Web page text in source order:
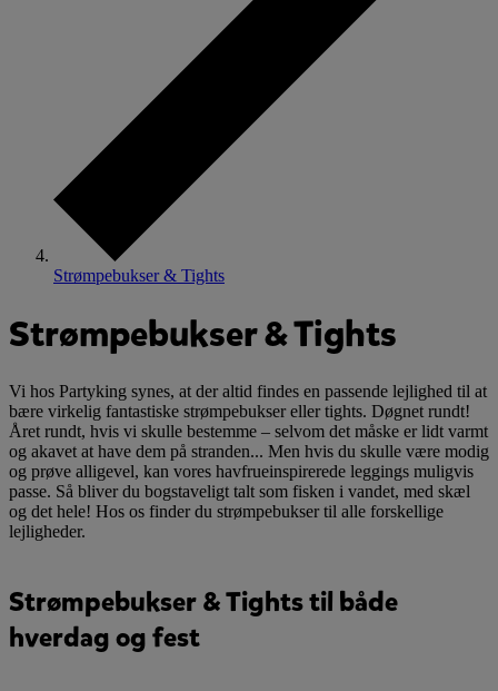
Strømpebukser & Tights
Strømpebukser & Tights
Vi hos Partyking synes, at der altid findes en passende lejlighed til at
bære virkelig fantastiske strømpebukser eller tights. Døgnet rundt!
Året rundt, hvis vi skulle bestemme – selvom det måske er lidt varmt
og akavet at have dem på stranden... Men hvis du skulle være modig
og prøve alligevel, kan vores havfrueinspirerede leggings muligvis
passe. Så bliver du bogstaveligt talt som fisken i vandet, med skæl
og det hele! Hos os finder du strømpebukser til alle forskellige
lejligheder.
Strømpebukser & Tights til både
hverdag og fest